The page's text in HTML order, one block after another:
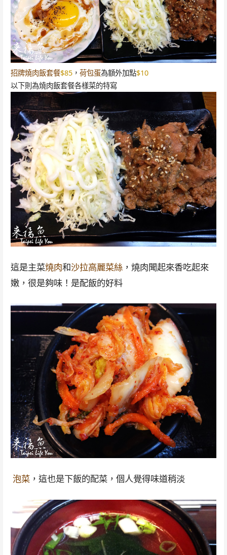
招牌燒肉飯套餐$85， 荷包蛋為額外加點$10
以下則為燒肉飯套餐各樣菜的特寫
這是主菜燒肉和沙拉高麗菜絲，燒肉聞起來香吃起來
嫩，很是夠味！是配飯的好料
泡菜，這也是下飯的配菜，個人覺得味道稍淡